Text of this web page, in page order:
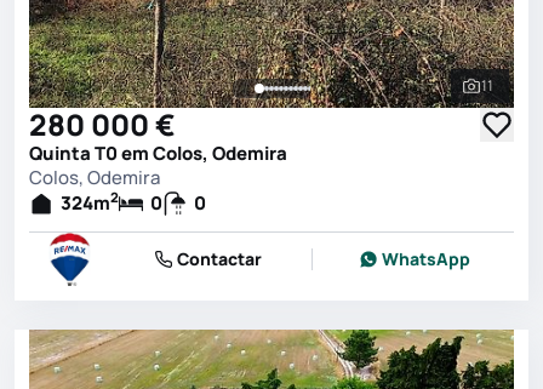
Ver
11
280 000 €
Quinta T0 em Colos, Odemira
Colos, Odemira
324m2 0 0
Contactar WhatsApp